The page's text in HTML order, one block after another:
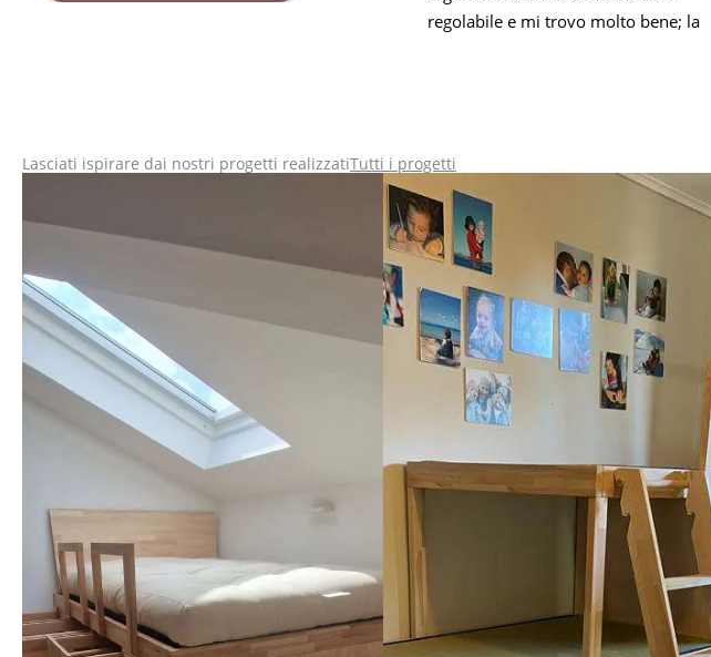
regolabile e mi trovo molto bene; la
utilizzarla per 8 ore lavorative. Inoltre
mi mancava una vite, smarrita col
tempo, ed il servizio clienti mi ha
spedito 2 filetti completi senza
problemi, così ho anche i ricambi. È
un'ottima azienda. Grazie
Lasciati ispirare dai nostri progetti realizzatiTutti i progetti